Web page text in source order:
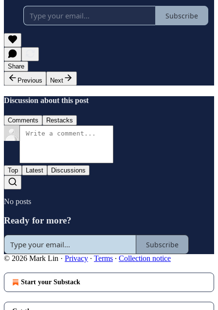
Subscribe
Share
Previous
Next
Discussion about this post
Comments Restacks
Top Latest Discussions
No posts
Ready for more?
Subscribe
© 2026 Mark Lin · Privacy ∙ Terms ∙ Collection notice
Start your Substack